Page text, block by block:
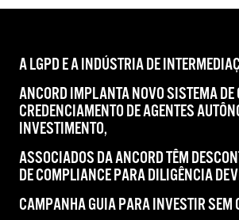
A LGPD E A INDÚSTRIA DE
ANCORD IMPLANTA NOVO SISTEMA DE
CREDENCIAMENTO DE AGENTES
INVESTIMENTO,
ASSOCIADOS DA ANCORD TÊM
DE COMPLIANCE PARA DILIGÊNCIA
CAMPANHA GUIA PARA INVESTIR SEM